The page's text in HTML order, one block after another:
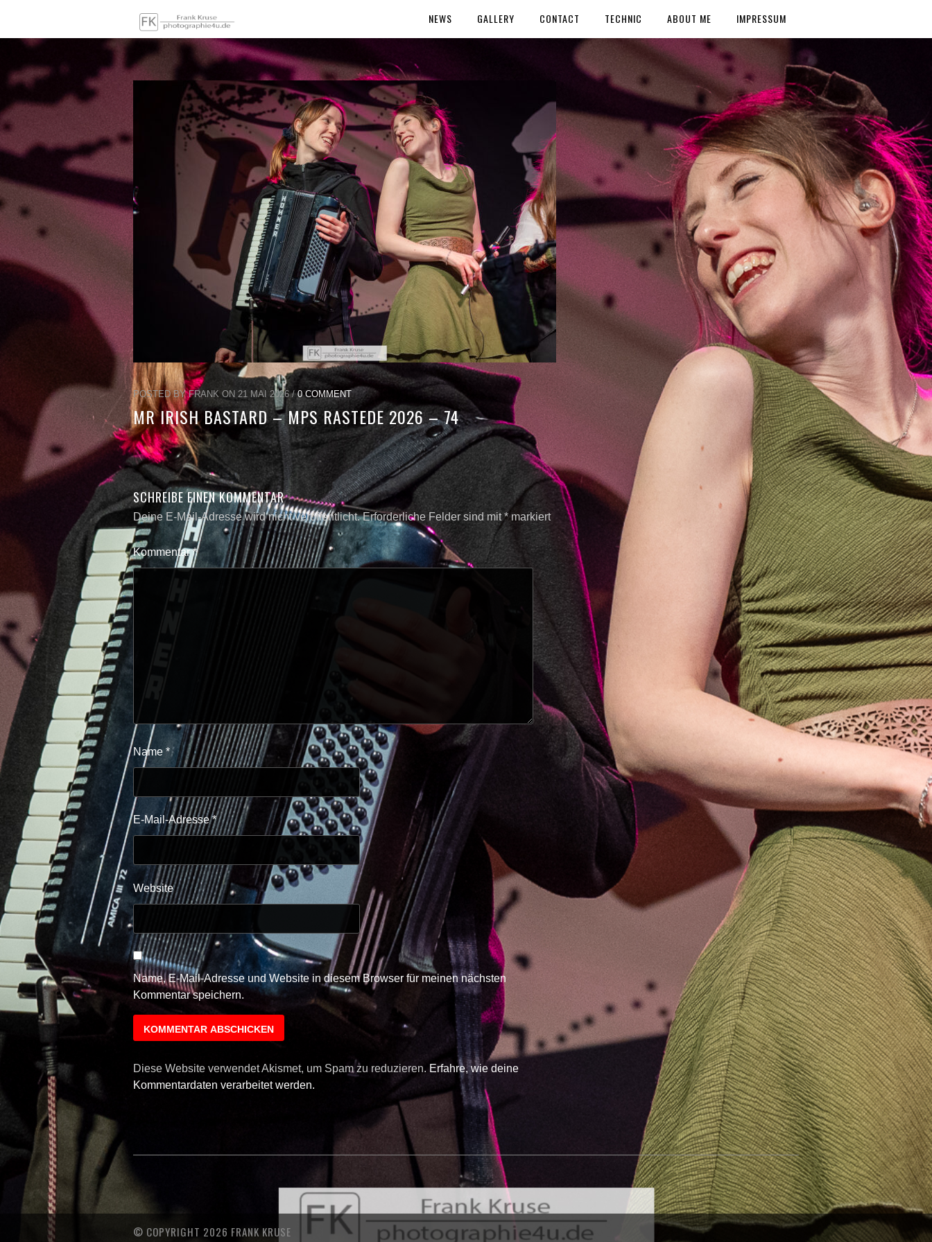
NEWS GALLERY CONTACT TECHNIC ABOUT ME IMPRESSUM
POSTED BY FRANK ON 21 MAI 2026 /0 COMMENT
MR IRISH BASTARD – MPS RASTEDE 2026 – 74
SCHREIBE EINEN KOMMENTAR
Deine E-Mail-Adresse wird nicht veröffentlicht. Erforderliche Felder sind mit*markiert
Kommentar*
Name *
E-Mail-Adresse*
Website
Name, E-Mail-Adresse und Website in diesem Browser für meinen nächsten
Kommentar speichern.
Diese Website verwendet Akismet, um Spam zu reduzieren. Erfahre, wie deine
Kommentardaten verarbeitet werden.
© COPYRIGHT 2026 FRANK KRUSE